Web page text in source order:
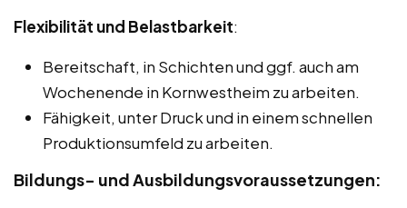
Flexibilität und Belastbarkeit:
Bereitschaft, in Schichten und ggf. auch am
Wochenende in Kornwestheim zu arbeiten.
Fähigkeit, unter Druck und in einem schnellen
Produktionsumfeld zu arbeiten.
Bildungs- und Ausbildungsvoraussetzungen: